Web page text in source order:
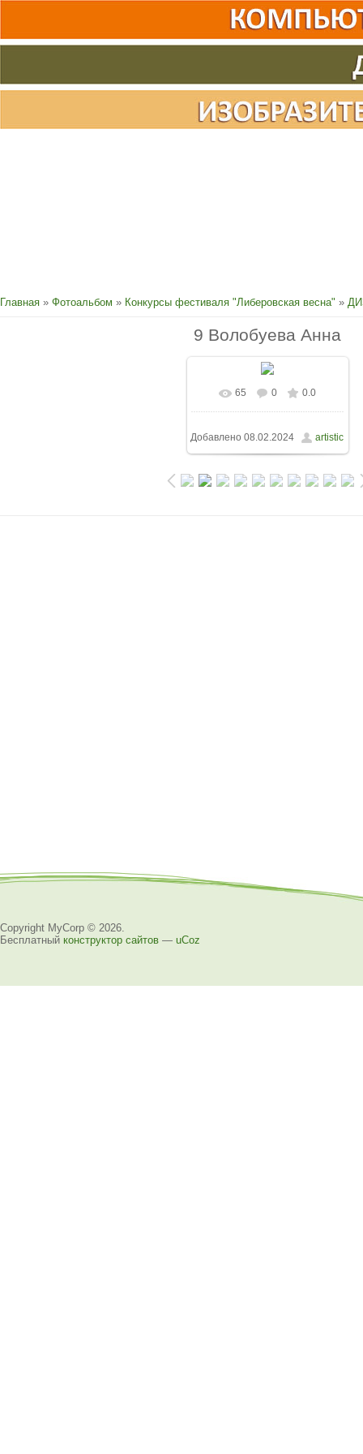
Главная » Фотоальбом » Конкурсы фестиваля "Либеровская весна" »
9 Волобуева Анна
65 0 0.0
Добавлено 08.02.2024 artistic
Copyright MyCorp © 2026
Бесплатный конструктор сайтов — uCoz